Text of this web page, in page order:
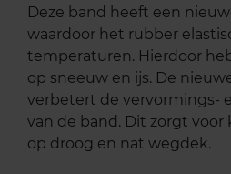
Deze band heeft een
waardoor het rubber
temperaturen. Hierdoor
op sneeuw en ijs. De
verbetert de vervormings-
van de band. Dit zorgt
op droog en nat wegdek.